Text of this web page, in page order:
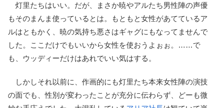
灯里たちはいい。だが、まさか暁やアルたち男性陣の声優
もそのまんま使っているとは。もともと女性があてているア
ルはともかく、暁の気持ち悪さはギャグにもなってませんで
した。ここだけでもいいから女性を使おうよぉぉ。……で
も、ウッディーだけはあれでいい気はする。
しかしそれ以前に、作画的にも灯里たち本来女性陣の演技
の面でも、性別が変わったことが充分に伝わらず、どーも微